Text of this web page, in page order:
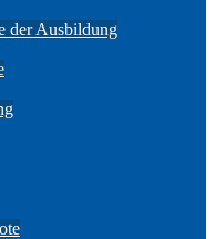
der Ausbildung